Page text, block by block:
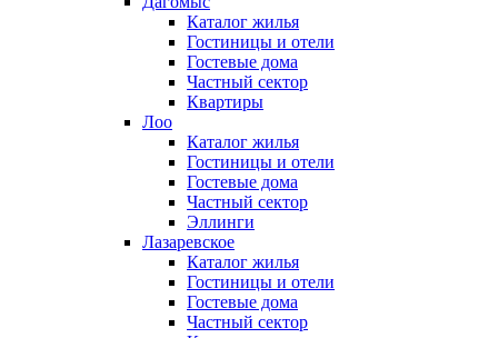
Каталог жилья
Гостиницы и отели
Гостевые дома
Частный сектор
Квартиры
Лоо
Каталог жилья
Гостиницы и отели
Гостевые дома
Частный сектор
Эллинги
Лазаревское
Каталог жилья
Гостиницы и отели
Гостевые дома
Частный сектор